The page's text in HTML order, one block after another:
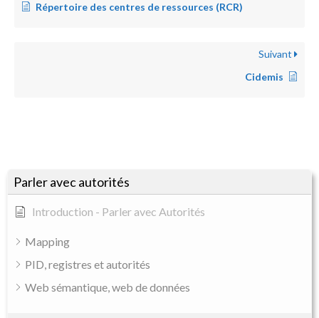
Parler avec autorités
Introduction - Parler avec Autorités
Mapping
PID, registres et autorités
Web sémantique, web de données
Répertoire des centres de ressources (RCR)
Suivant
Cidemis